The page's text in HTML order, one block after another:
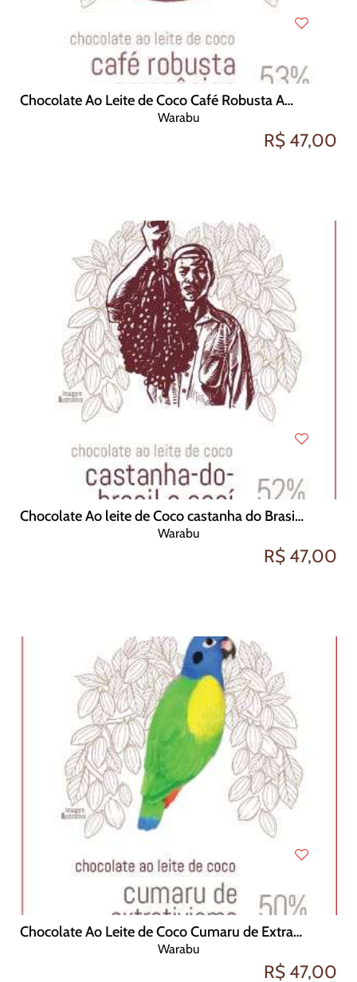
Chocolate Ao Leite de Coco Café Robusta Amazônica 53 cacau 70g
Warabu
R$ 47,00
Chocolate Ao leite de Coco castanha do Brasil e Açaí 52 cacau 70g
Warabu
R$ 47,00
Chocolate Ao Leite de Coco Cumaru de Extrativismo 50 cacau 70 g
Warabu
R$ 47,00